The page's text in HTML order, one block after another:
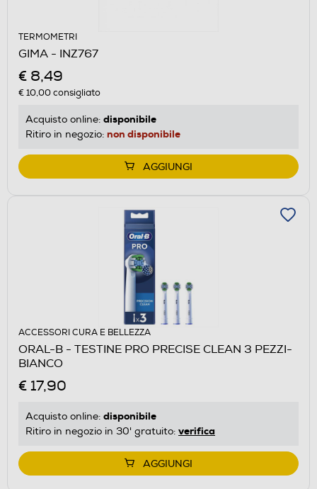
TERMOMETRI
GIMA - INZ767
€ 8,49
€ 10,00consigliato
Acquisto online: disponibile
Ritiro in negozio: non disponibile
AGGIUNGI
ACCESSORI CURA E BELLEZZA
ORAL-B - TESTINE PRO PRECISE CLEAN 3 PEZZI-
BIANCO
€ 17,90
Acquisto online: disponibile
Ritiro in negozio in 30' gratuito: verifica
AGGIUNGI